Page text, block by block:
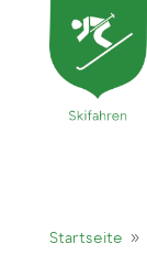
Startseite 9